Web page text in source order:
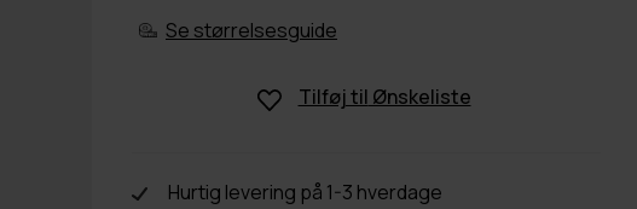
Se størrelsesguide
Tilføj til Ønskeliste
Hurtig levering på 1-3 hverdage